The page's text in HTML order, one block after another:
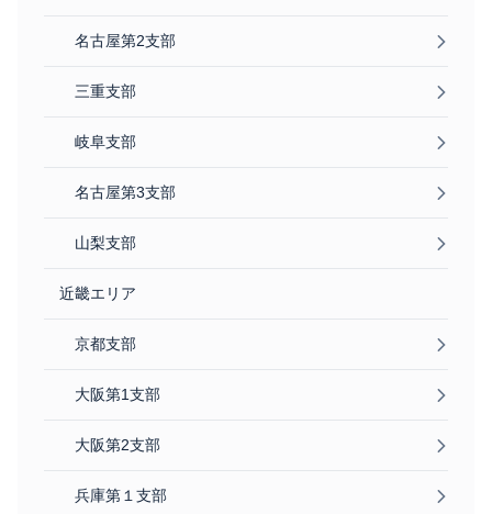
名古屋第2支部
三重支部
岐阜支部
名古屋第3支部
山梨支部
近畿エリア
京都支部
大阪第1支部
大阪第2支部
兵庫第１支部